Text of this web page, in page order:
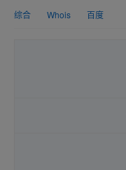
综合 Whois 百度